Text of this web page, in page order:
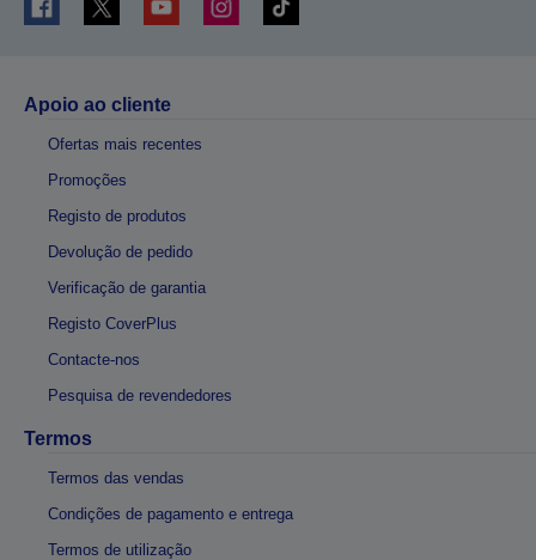
Apoio ao cliente
Ofertas mais recentes
Promoções
Registo de produtos
Devolução de pedido
Verificação de garantia
Registo CoverPlus
Contacte-nos
Pesquisa de revendedores
Termos
Termos das vendas
Condições de pagamento e entrega
Termos de utilização